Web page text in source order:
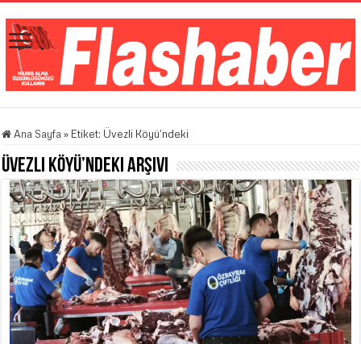
Ana Sayfa » Etiket: Üvezli Köyü’ndeki
Üvezli Köyü’ndekiArşivi